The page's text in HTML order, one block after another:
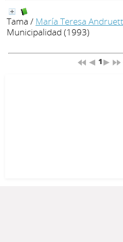
Tama / María Teresa
Municipalidad (1993)
1